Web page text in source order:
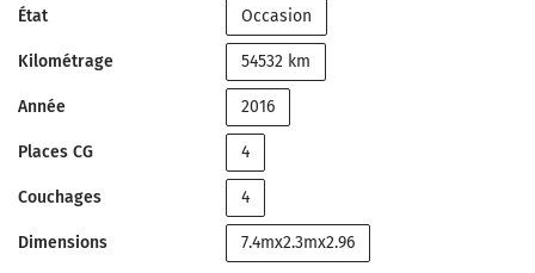
État Occasion
Kilométrage 54532 km
Année 2016
Places CG 4
Couchages 4
Dimensions 7.4mx2.3mx2.96